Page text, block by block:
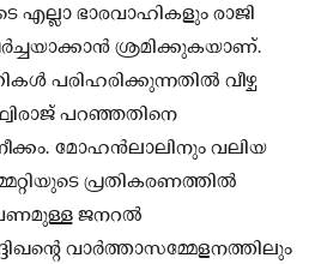
ഭാരവാഹികളും രാജി
ശ്രമിക്കുകയാണ്.
പരിഹരിക്കുന്നതില്‍ വീഴ്ച
പറഞ്ഞതിനെ
മോഹന്‍ലാലിനും വലിയ
പ്രതികരണത്തില്‍
ജനറല്‍
വാര്‍ത്താസമ്മേളനത്തിലും